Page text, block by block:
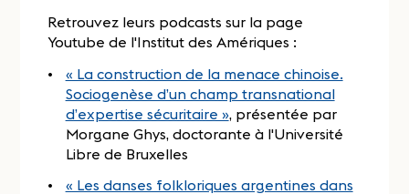
Retrouvez leurs podcasts sur la page
Youtube de l'Institut des Amériques :
« La construction de la menace chinoise.
Sociogenèse d’un champ transnational
d’expertise sécuritaire », présentée par
Morgane Ghys, doctorante à l'Université
Libre de Bruxelles
« Les danses folkloriques argentines dans